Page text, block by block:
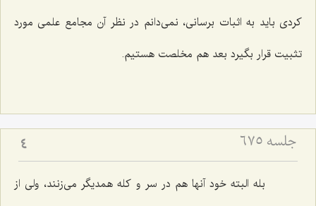
كردی باید به اثبات برسانی، نمی‌دانم در نظر آن مجامع علمی مورد
تثبیت قرار بگیرد بعد هم مخلصت هستیم.
جلسه ۶۷۵ 4
بله البته خود آنها هم در سر و كله همدیگر می‌زنند، ولی از